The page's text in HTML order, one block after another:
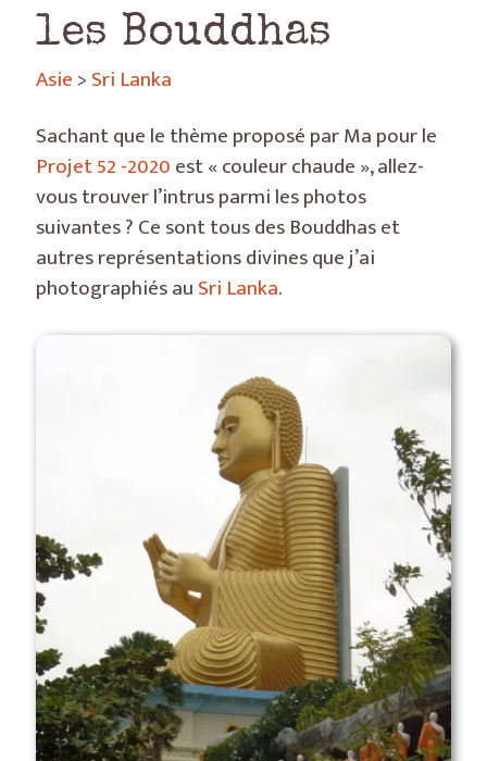
les Bouddhas
Asie>Sri Lanka
Sachant que le thème proposé par Ma pour le
Projet 52 -2020est « couleur chaude », allez-
vous trouver l’intrus parmi les photos
suivantes ? Ce sont tous des Bouddhas et
autres représentations divines que j’ai
photographiés auSri Lanka.